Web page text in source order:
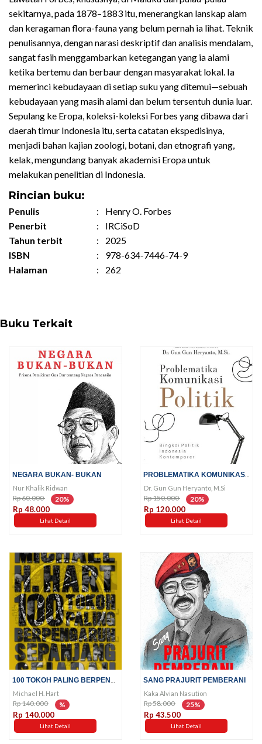
sekitarnya, pada 1878–1883 itu, menerangkan lanskap alam
dan keragaman flora-fauna yang belum pernah ia lihat. Teknik
penulisannya, dengan narasi deskriptif dan analisis mendalam,
sangat fasih menggambarkan ketegangan yang ia alami
ketika bertemu dan berbaur dengan masyarakat lokal. Ia
memerinci kebudayaan di setiap suku yang ditemui—sebuah
kebudayaan yang masih alami dan belum tersentuh dunia luar.
Sepulang ke Eropa, koleksi-koleksi Forbes yang dibawa dari
daerah timur Indonesia itu, serta catatan ekspedisinya,
menjadi bahan kajian zoologi, botani, dan etnografi yang,
kelak, mengundang banyak akademisi Eropa untuk
melakukan penelitian di Indonesia.
Rincian buku:
Penulis :
Henry O. Forbes
Penerbit
:
IRCiSoD
Tahun terbit
:
2025
ISBN
:
978-634-7446-74-9
Halaman
: 262
Buku Terkait
NEGARA BUKAN- BUKAN
Nur Khalik Ridwan
Rp 60.000 20%
Rp 48.000
Lihat Detail
PROBLEMATIKA KOMUNIKASI POLITIK
Dr. Gun Gun Heryanto, M.Si
Rp 150.000 20%
Rp 120.000
Lihat Detail
100 TOKOH PALING BERPENGARUH...
Michael H. Hart
Rp 140.000 %
Rp 140.000
Lihat Detail
SANG PRAJURIT PEMBERANI
Kaka Alvian Nasution
Rp 58.000 25%
Rp 43.500
Lihat Detail